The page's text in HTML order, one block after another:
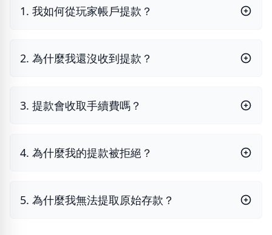
1. 我如何從玩家帳戶提款？
2. 為什麼我還沒收到提款？
3. 提款會收取手續費嗎？
4. 為什麼我的提款被拒絕？
5. 為什麼我無法提取原始存款？